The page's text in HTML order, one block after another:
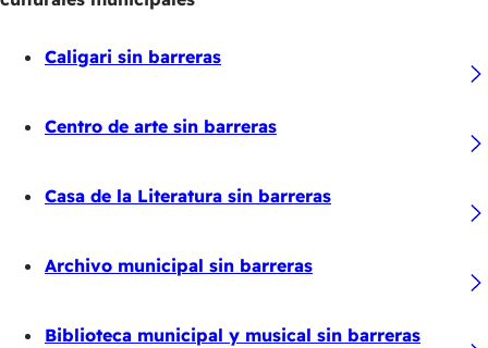
Caligari sin barreras
Centro de arte sin barreras
Casa de la Literatura sin barreras
Archivo municipal sin barreras
Biblioteca municipal y musical sin barreras